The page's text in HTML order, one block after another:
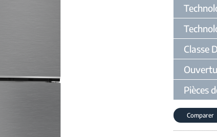
Classe D
Pièces
Comparer